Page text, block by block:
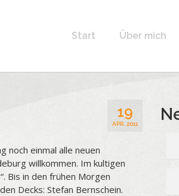
Start Über mich
19
APR. 2011
noch einmal alle neuen
willkommen. Im kultigen
Bis in den frühen Morgen
Decks: Stefan Bernschein.